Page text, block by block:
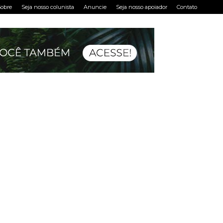
Seja nosso colunista Anuncie Seja nosso apoiador Contato